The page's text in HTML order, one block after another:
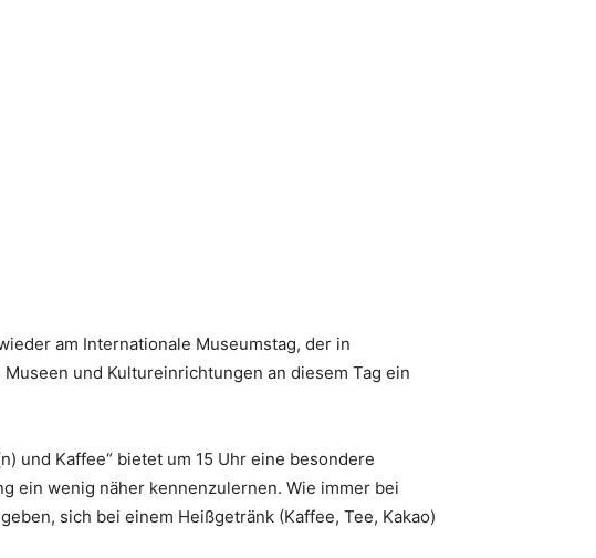
am Internationale Museumstag, der in
und Kultureinrichtungen an diesem Tag ein
und Kaffee“ bietet um 15 Uhr eine besondere
ein wenig näher kennenzulernen. Wie immer bei
sich bei einem Heißgetränk (Kaffee, Tee, Kakao)